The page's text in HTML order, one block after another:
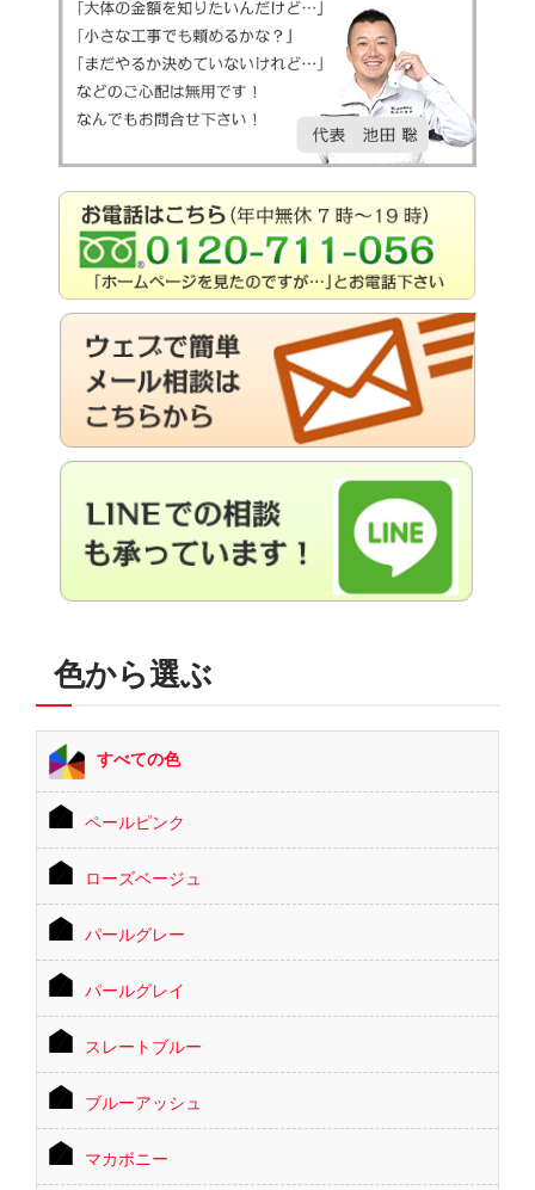
色から選ぶ
すべての色
ペールピンク
ローズベージュ
パールグレー
パールグレイ
スレートブルー
ブルーアッシュ
マカボニー